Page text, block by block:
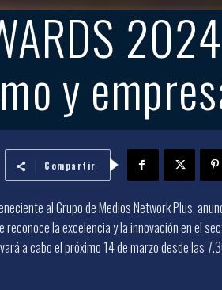
y
Compartir
al Grupo de Medios Network Plus,
reconoce la excelencia y la innovación en el
a cabo el próximo 14 de marzo desde las